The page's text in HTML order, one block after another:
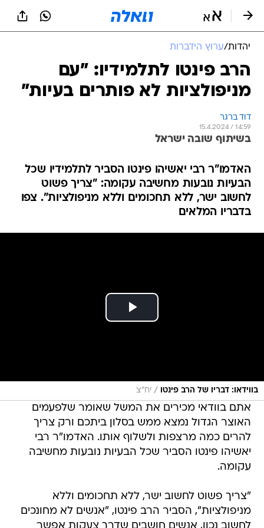
יהדות/ערוץ הידברות
הרב פינטו לתלמידיו: "עם
מניפולציות לא פותרים בעיות"
דוד ברגר
15.4.2024 / 14:59
בשיתוף שובה ישראל
האדמו"ר רבי יאשיהו פינטו הסביר לתלמידיו שכל
הבעיות נובעות מחשיבה עקומה: "צריך פשוט
לחשוב ישר, ללא תחכומים וללא מניפולציות". צפו
בדבריו המלאים
בווידאו: דבריו של הרב פינטו / יח"צ
אתם בוודאי מכירים את המשל שאומר שלפעמים
האוצר הגדול נמצא ממש בסלון ביתכם ורק צריך
להרים כמה מרצפות ולשלוף אותו. האדמו"ר רבי
יאשיהו פינטו הסביר שכל הבעיות נובעות מחשיבה
עקומה.
"צריך פשוט לחשוב ישר, ללא תחכומים וללא
מניפולציות", הסביר הרב פינטו, "אנשים לא מחונכים